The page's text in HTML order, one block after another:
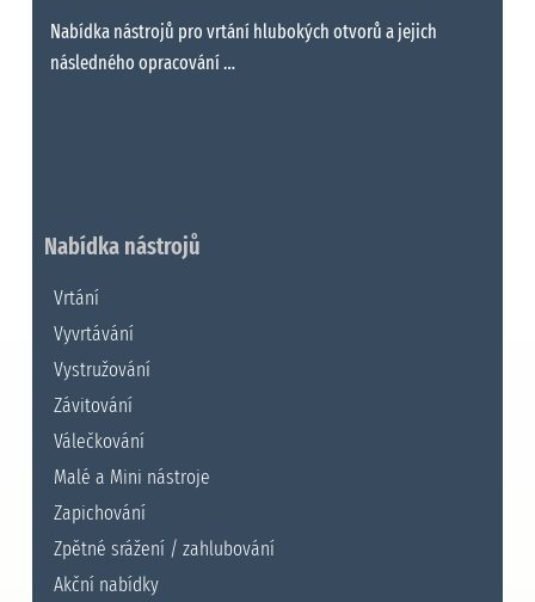
Nabídka nástrojů pro vrtání hlubokých otvorů a jejich
následného opracování …
Nabídka nástrojů
Vrtání
Vyvrtávání
Vystružování
Závitování
Válečkování
Malé a Mini nástroje
Zapichování
Zpětné srážení / zahlubování
Akční nabídky